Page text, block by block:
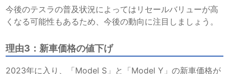
今後のテスラの普及状況によってはリセールバリューが高
くなる可能性もあるため、今後の動向に注目しましょう。
理由3：新車価格の値下げ
2023年に入り、「Model S」と「Model Y」の新車価格が